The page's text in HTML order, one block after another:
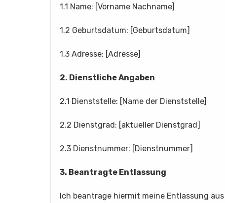
1.1 Name: [Vorname Nachname]
1.2 Geburtsdatum: [Geburtsdatum]
1.3 Adresse: [Adresse]
2. Dienstliche Angaben
2.1 Dienststelle: [Name der Dienststelle]
2.2 Dienstgrad: [aktueller Dienstgrad]
2.3 Dienstnummer: [Dienstnummer]
3. Beantragte Entlassung
Ich beantrage hiermit meine Entlassung